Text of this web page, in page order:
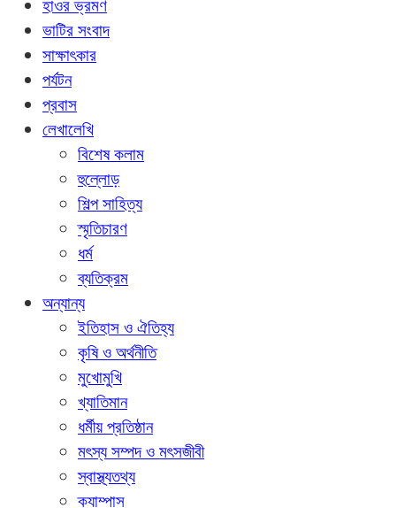
হাওর ভ্রমণ
ভাটির সংবাদ
সাক্ষাৎকার
পর্যটন
প্রবাস
লেখালেখি
বিশেষ কলাম
হুল্লোড়
শিল্প সাহিত্য
স্মৃতিচারণ
ধর্ম
ব্যতিক্রম
অন্যান্য
ইতিহাস ও ঐতিহ্য
কৃষি ও অর্থনীতি
মুখোমুখি
খ্যাতিমান
ধর্মীয় প্রতিষ্ঠান
মৎস্য সম্পদ ও মৎসজীবী
স্বাস্থ্যতথ্য
ক্যাম্পাস